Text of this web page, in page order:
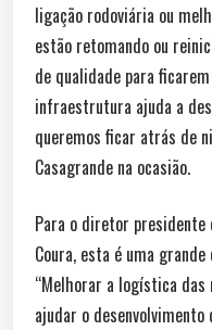
ligação rodoviária ou
estão retomando ou
de qualidade para
infraestrutura ajuda a
queremos ficar atrás de
Casagrande na ocasião.
Para o diretor presidente
Coura, esta é uma
“Melhorar a logística
ajudar o